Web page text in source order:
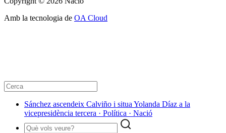
Amb la tecnologia de OA Cloud
Sánchez ascendeix Calviño i situa Yolanda Díaz a la
vicepresidència tercera · Política · Nació